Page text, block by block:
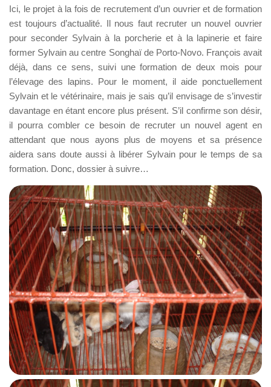
Ici, le projet à la fois de recrutement d’un ouvrier et de formation
est toujours d’actualité. Il nous faut recruter un nouvel ouvrier
pour seconder Sylvain à la porcherie et à la lapinerie et faire
former Sylvain au centre Songhaï de Porto-Novo. François avait
déjà, dans ce sens, suivi une formation de deux mois pour
l’élevage des lapins. Pour le moment, il aide ponctuellement
Sylvain et le vétérinaire, mais je sais qu’il envisage de s’investir
davantage en étant encore plus présent. S’il confirme son désir,
il pourra combler ce besoin de recruter un nouvel agent en
attendant que nous ayons plus de moyens et sa présence
aidera sans doute aussi à libérer Sylvain pour le temps de sa
formation. Donc, dossier à suivre…